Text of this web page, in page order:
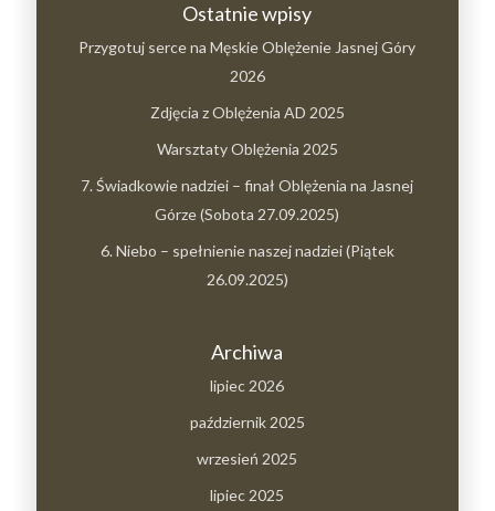
Ostatnie wpisy
Przygotuj serce na Męskie Oblężenie Jasnej Góry
2026
Zdjęcia z Oblężenia AD 2025
Warsztaty Oblężenia 2025
7. Świadkowie nadziei – finał Oblężenia na Jasnej
Górze (Sobota 27.09.2025)
6. Niebo – spełnienie naszej nadziei (Piątek
26.09.2025)
Archiwa
lipiec 2026
październik 2025
wrzesień 2025
lipiec 2025